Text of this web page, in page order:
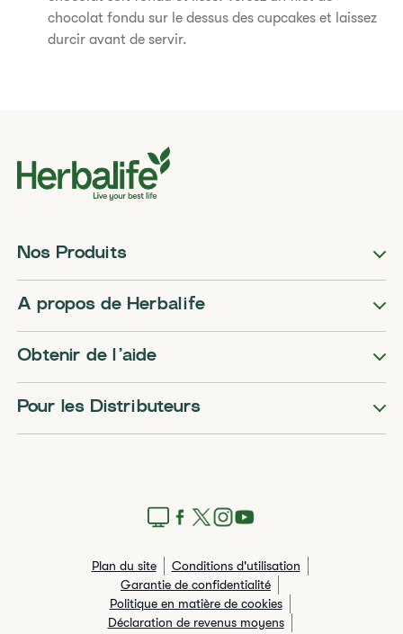
chocolat fondu sur le dessus des cupcakes et laissez
durcir avant de servir.
Nos Produits
A propos de Herbalife
Obtenir de l’aide
Pour les Distributeurs
Plan du site
Conditions d'utilisation
Garantie de confidentialité
Politique en matière de cookies
Déclaration de revenus moyens